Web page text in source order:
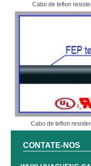
Cabo de teflon
Cabo de teflon
CONTATE-NOS